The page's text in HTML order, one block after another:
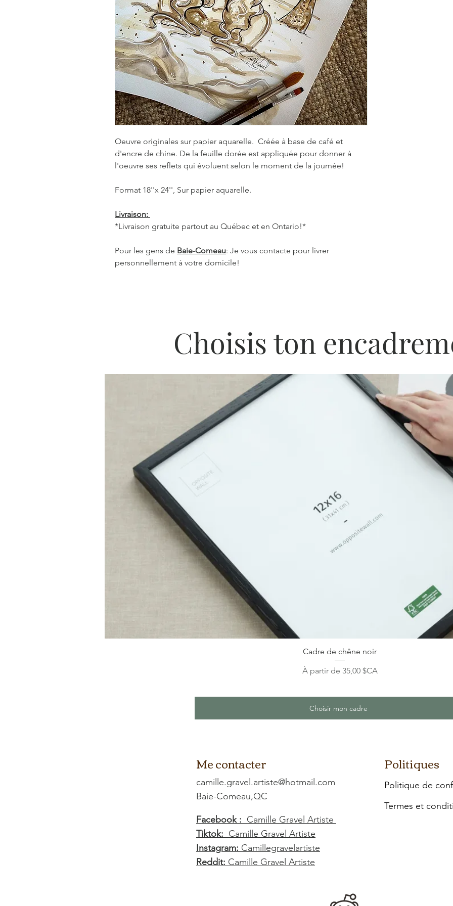
Oeuvre originales sur papier aquarelle. Créée à base de café et
d'encre de chine. De la feuille dorée est appliquée pour donner à
l'oeuvre ses reflets qui évoluent selon le moment de la journée!
Format 18''x 24'', Sur papier aquarelle.
Livraison:
*Livraison gratuite partout au Québec et en Ontario!*
Pour les gens de Baie-Comeau: Je vous contacte pour livrer
personnellement à votre domicile!
Choisis ton
Cadre de chêne noir
À partir de 35,00 $CA
Prix promotionnel
Choisir mon cadre
Me contacter Politiques
camille.gravel.artiste@hotmail.com
Baie-Comeau,QC
Politique de
Termes et
Facebook : Camille Gravel Artiste
Tiktok: Camille Gravel Artiste
Instagram: Camillegravelartiste
Reddit: Camille Gravel Artiste